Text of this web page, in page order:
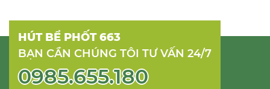
HÚT BỂ PHỐT 663
BẠN CẦN CHÚNG TÔI TƯ VẤN 24/7
0985.655.180